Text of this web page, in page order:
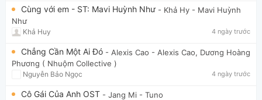
Tắt quảng cáo
Cùng với em - ST: Mavi Huỳnh Như - Khả Hy - Mavi Huỳnh
Như
Khả Huy 4 ngày trước
Chẳng Cần Một Ai Đó - Alexis Cao - Alexis Cao, Dương Hoàng
Phương ( Nhuộm Collective )
Nguyễn Bảo Ngọc 4 ngày trước
Cô Gái Của Anh OST - Jang Mi - Tuno